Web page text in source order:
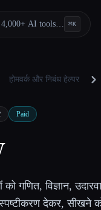
4,000+ AI tools… ⌘K
होमवर्क और निबंध हेल्पर
Paid
को गणित, विज्ञान,
देकर, सीखने